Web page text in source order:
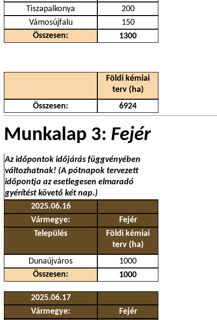
Tiszapalkonya
200
Vámosújfalu
150
Összesen:
1300
Földi kémiai
terv (ha)
Összesen:
6924
Munkalap 3: Fejér
Az időpontok időjárás függvényében
változhatnak! (A pótnapok tervezett
időpontja az esetlegesen elmaradó
gyérítést követő két nap.)
2025.06.16
Vármegye:
Fejér
Település
Földi kémiai
terv (ha)
Dunaújváros
1000
Összesen:
1000
2025.06.17
Vármegye:
Fejér